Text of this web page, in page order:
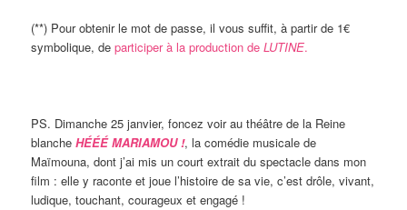
(**) Pour obtenir le mot de passe, il vous suffit, à partir de 1€
symbolique, departiciper à la production deLUTINE.
PS. Dimanche 25 janvier, foncez voir au théâtre de la Reine
blancheHÉÉÉ MARIAMOU !, la comédie musicale de
Maïmouna, dont j’ai mis un court extrait du spectacle dans mon
film : elle y raconte et joue l’histoire de sa vie, c’est drôle, vivant,
ludique, touchant, courageux et engagé !